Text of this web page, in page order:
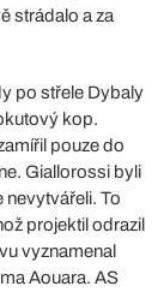
strádalo a za
po střele Dybaly
kop.
pouze do
Giallorossi byli
nevytvářeli. To
projektil odrazil
vyznamenal
Aouara. AS